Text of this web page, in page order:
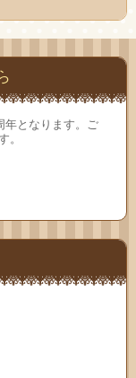
年となります。ご
。